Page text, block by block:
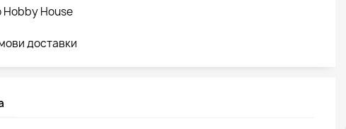
Hobby House
доставки